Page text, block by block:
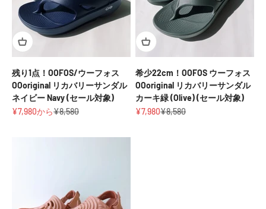
残り1点！OOFOS/ウーフォス
OOoriginal リカバリーサンダル
ネイビー Navy (セール対象)
セール価格
¥7,980から通常価格
¥8,580
希少22cm！OOFOS ウーフォス
OOoriginal リカバリーサンダル
カーキ緑 (Olive) (セール対象)
セール価格
¥7,980通常価格
¥8,580